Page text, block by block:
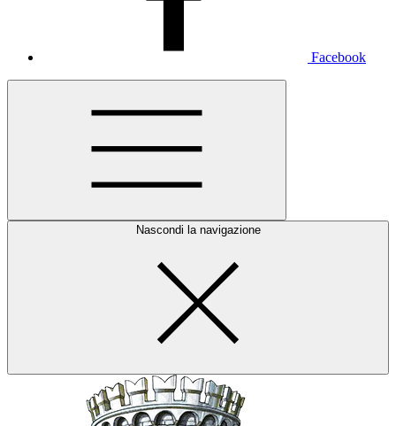
Facebook
Nascondi la navigazione